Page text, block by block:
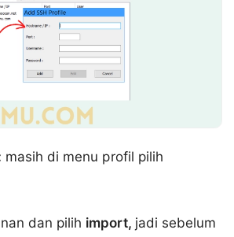
masih di menu profil pilih
dan pilih import, jadi sebelum